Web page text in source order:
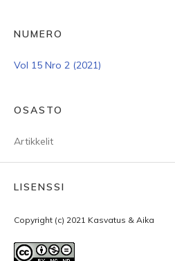
NUMERO
Vol 15 Nro 2 (2021)
OSASTO
Artikkelit
LISENSSI
Copyright (c) 2021 Kasvatus & Aika